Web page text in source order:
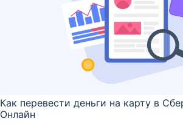
Как перевести деньги на карту в
Онлайн